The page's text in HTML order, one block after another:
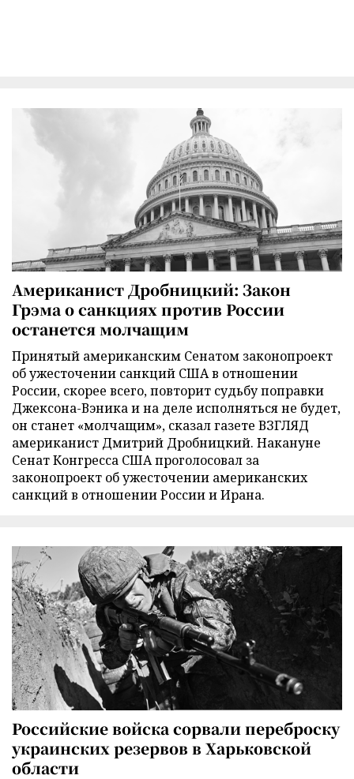
Американист Дробницкий: Закон
Грэма о санкциях против России
останется молчащим
Принятый американским Сенатом законопроект
об ужесточении санкций США в отношении
России, скорее всего, повторит судьбу поправки
Джексона-Вэника и на деле исполняться не будет,
он станет «молчащим», сказал газете ВЗГЛЯД
американист Дмитрий Дробницкий. Накануне
Сенат Конгресса США проголосовал за
законопроект об ужесточении американских
санкций в отношении России и Ирана.
Российские войска сорвали переброску
украинских резервов в Харьковской
области